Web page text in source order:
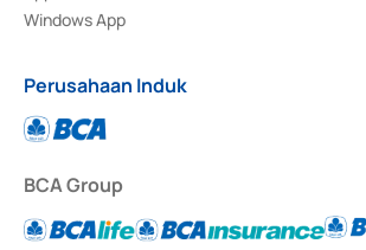
Windows App
Perusahaan Induk
BCA Group